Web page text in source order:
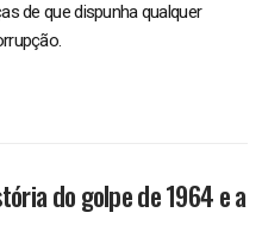
de que dispunha qualquer
do golpe de 1964 e a